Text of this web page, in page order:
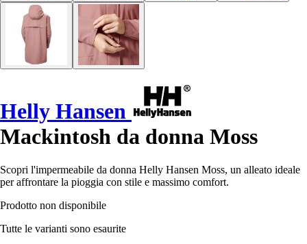
Helly Hansen
Mackintosh da donna Moss
Scopri l'impermeabile da donna Helly Hansen Moss, un alleato ideale
per affrontare la pioggia con stile e massimo comfort.
Prodotto non disponibile
Tutte le varianti sono esaurite